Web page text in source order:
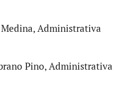
Administrativa
Pino, Administrativa